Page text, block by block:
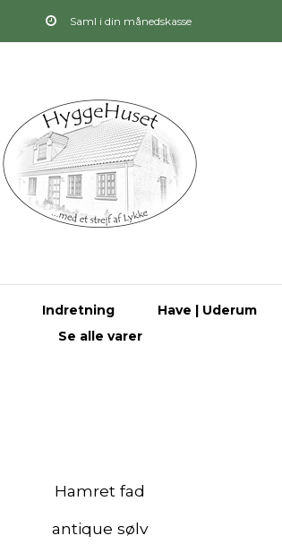
Saml i din månedskasse
Indretning Have | Uderum
Se alle varer
Hamret fad
antique sølv